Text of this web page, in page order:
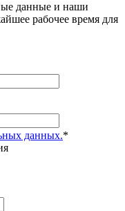
данные и наши
рабочее время для
данных.*